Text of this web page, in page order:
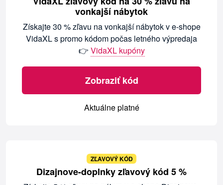
vonkajší nábytok
Získajte 30 % zľavu na vonkajší nábytok v e-shope
VidaXL s promo kódom počas letného výpredaja
👉 VidaXL kupóny
Zobraziť kód
Aktuálne platné
ZĽAVOVÝ KÓD
Dizajnove-doplnky zľavový kód 5 %